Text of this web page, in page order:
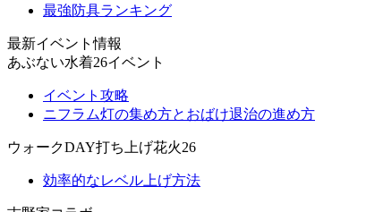
最強防具ランキング
最新イベント情報
あぶない水着26イベント
イベント攻略
ニフラム灯の集め方とおばけ退治の進め方
ウォークDAY打ち上げ花火26
効率的なレベル上げ方法